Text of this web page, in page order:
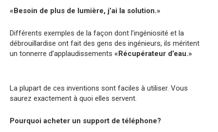
«Besoin de plus de lumière, j’ai la solution.»
Différents exemples de la façon dont l’ingéniosité et la
débrouillardise ont fait des gens des ingénieurs, ils méritent
un tonnerre d’applaudissements «Récupérateur d’eau.»
La plupart de ces inventions sont faciles à utiliser. Vous
saurez exactement à quoi elles servent.
Pourquoi acheter un support de téléphone?